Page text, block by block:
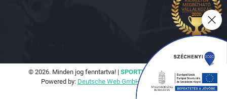
© 2026. Minden jog fenntartva! | SPORTVILÁG Hungary Kft.
Powered by: Deutsche Web GmbH. Seo Tools Kft.